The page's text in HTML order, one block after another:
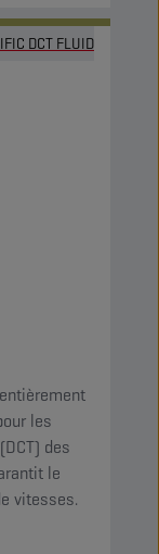
DCT FLUID
les
des
le
vitesses.